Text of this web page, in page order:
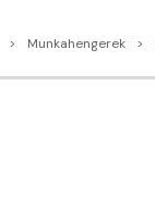
Munkahengerek